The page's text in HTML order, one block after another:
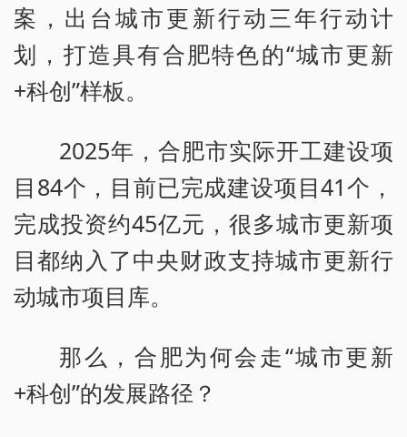
案，出台城市更新行动三年行动计
划，打造具有合肥特色的“城市更新
+科创”样板。
2025年，合肥市实际开工建设项
目84个，目前已完成建设项目41个，
完成投资约45亿元，很多城市更新项
目都纳入了中央财政支持城市更新行
动城市项目库。
那么，合肥为何会走“城市更新
+科创”的发展路径？